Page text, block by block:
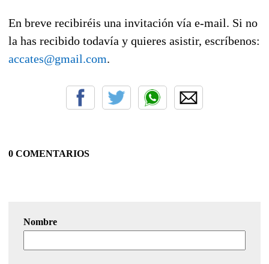
En breve recibiréis una invitación vía e-mail. Si no
la has recibido todavía y quieres asistir, escríbenos:
accates@gmail.com.
0 COMENTARIOS
Nombre